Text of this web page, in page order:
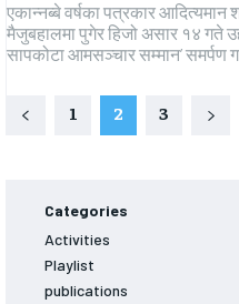
एकान्नब्बे वर्षका पत्रकार आदित्यमान
मैजुबहालमा पुगेर हिजो असार १४ गते
सापकोटा आमसञ्चार सम्मान’ समर्पण
1 2 3
Categories
Activities
Playlist
publications